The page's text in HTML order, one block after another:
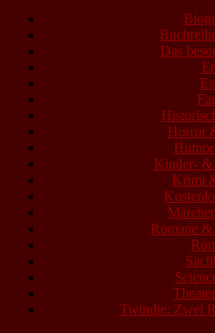
Das
Horror
Kinder- &
Krimi
Romane
Twindie: Zwei